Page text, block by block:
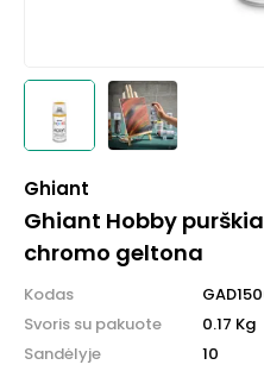
Ghiant
Ghiant Hobby
chromo geltona
Kodas
Svoris su pakuote
Sandėlyje
0.17 Kg
10